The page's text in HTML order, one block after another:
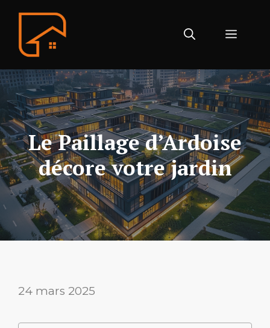
contenu
Menu
Le Paillage d’Ardoise
décore votre jardin
24 mars 2025